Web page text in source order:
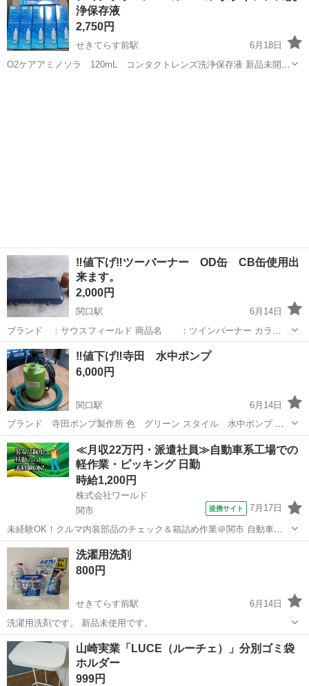
お願い致します。浄保存液
2,750円
せきてらす前駅
6月18日
O2ケアアミノソラ 120mL コンタクトレンズ洗浄保存液 新品未開
‼️値下げ‼️ツーバーナー OD缶 CB缶使用出
来ます。
2,000円
関口駅
6月14日
ブランド ：サウスフィールド 商品名 ：ツインバーナー カラ
ー ：ネイビー系 使用サイズ：約54.5W×33D×54Hcm 収納サイズ：
約54.5W×33D×9.5Hcm 使わなくなったので良かったらお願いします。
岐阜 関市 関口駅 調理器具 ツーバーナー
‼️値下げ‼️寺田 水中ポンプ
6,000円
関口駅
6月14日
ブランド 寺田ポンプ製作所 色 グリーン スタイル 水中ポンプ 電
源 電源コード式 商品の重量 3.4 キログラム 最大流量 70 リット
ル/分 吐出量([[リットル]]/min):75 全揚程(m)(50Hz...
岐阜 関市 関口駅 家庭用品 水中ポンプ
≪月収22万円・派遣社員≫自動車系工場での
軽作業・ピッキング 日勤
時給1,200円
株式会社ワールド
関市
提携サイト 7月17日
未経験OK！クルマ内装部品のチェック＆箱詰め作業＠関市 自動車用
シートやマットの仕上げ・梱包スタッフ 自動車の内装に使われるシー
トやフロアマットの製造をサポートするお仕事です。 主に、製品の梱
包と目で見てキズや汚れがないか...
岐阜 関市 その他
洗濯用洗剤
800円
せきてらす前駅
6月14日
洗濯用洗剤です。 新品未使用です。
岐阜 関市 せきてらす前駅
山崎実業「LUCE（ルーチェ）」分別ゴミ袋
ホルダー
999円